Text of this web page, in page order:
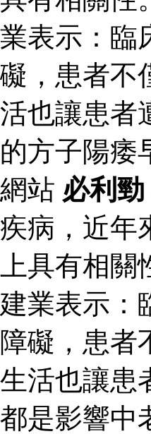
業表示：臨
礙，患者不
活也讓患者
的方子陽痿
網站 必利勁
疾病，近年
上具有相
建業表示：
障礙，患者
生活也讓患
都是影響中